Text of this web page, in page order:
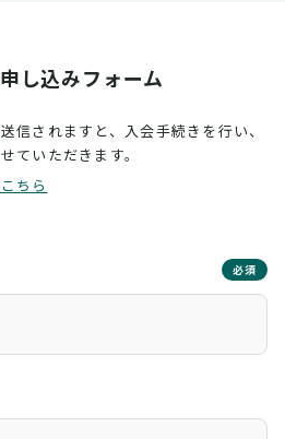
し込みフォーム
信されますと、入会手続きを行い、
ていただきます。
ちら
必須